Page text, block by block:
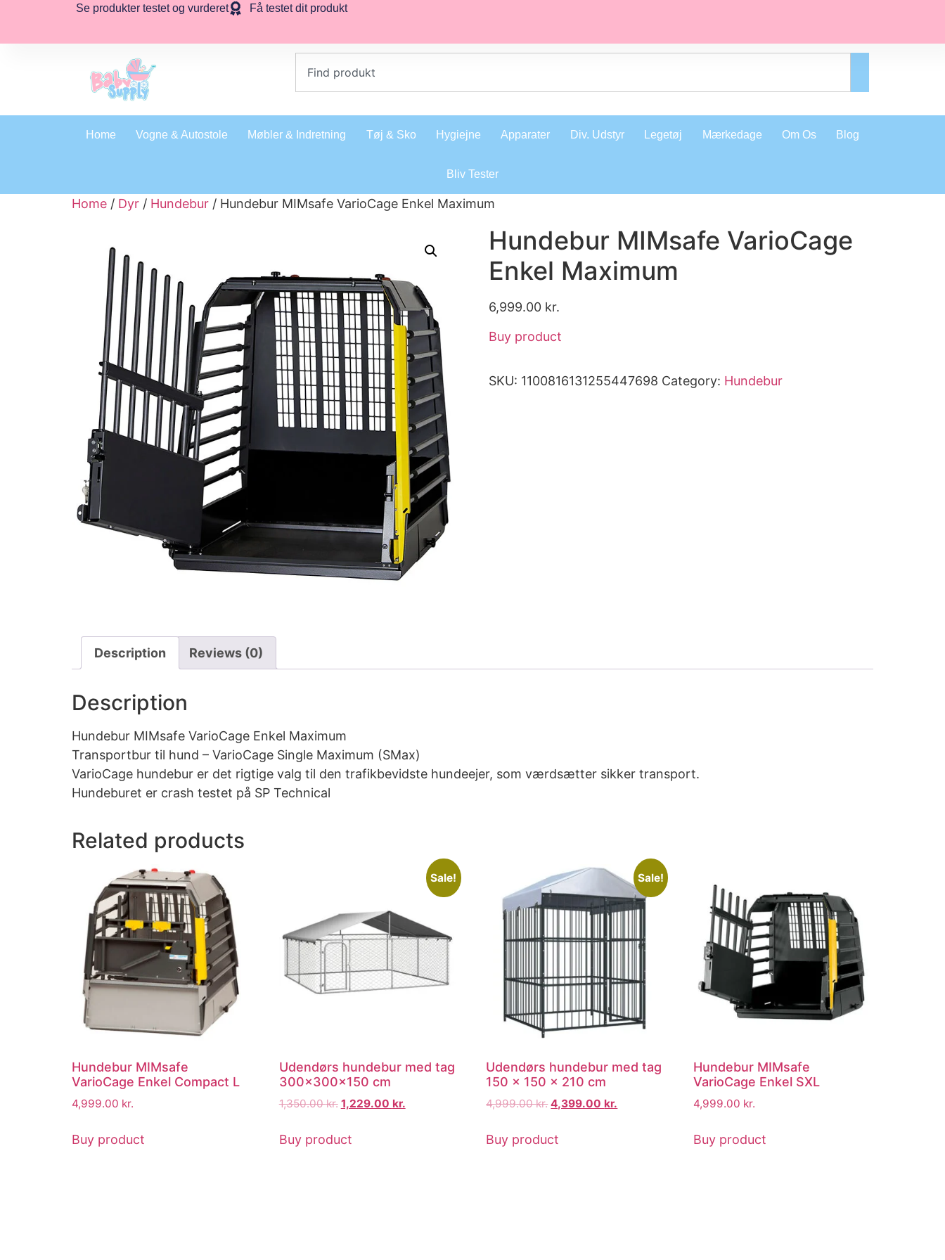
Se produkter testet og vurderet Få testet dit produkt
Home Vogne & Autostole Møbler & Indretning Tøj & Sko Hygiejne Apparater Div. Udstyr Legetøj Mærkedage Om Os Blog
Bliv Tester
Home / Dyr / Hundebur / Hundebur MIMsafe VarioCage Enkel Maximum
Hundebur MIMsafe VarioCage
Enkel Maximum
6,999.00 kr.
Buy product
SKU: 1100816131255447698 Category: Hundebur
Description Reviews (0)
Description
Hundebur MIMsafe VarioCage Enkel Maximum
Transportbur til hund – VarioCage Single Maximum (SMax)
VarioCage hundebur er det rigtige valg til den trafikbevidste hundeejer, som værdsætter sikker transport.
Hundeburet er crash testet på SP Technical
Related products
Hundebur MIMsafe
VarioCage Enkel Compact L
4,999.00 kr.
Buy product
Sale!
Udendørs hundebur med tag
300x300x150 cm
1,350.00kr. 1,229.00 kr.
Buy product
Sale!
Udendørs hundebur med tag
150 x 150 x 210 cm
4,999.00kr. 4,399.00 kr.
Buy product
Hundebur MIMsafe
VarioCage Enkel SXL
4,999.00 kr.
Buy product